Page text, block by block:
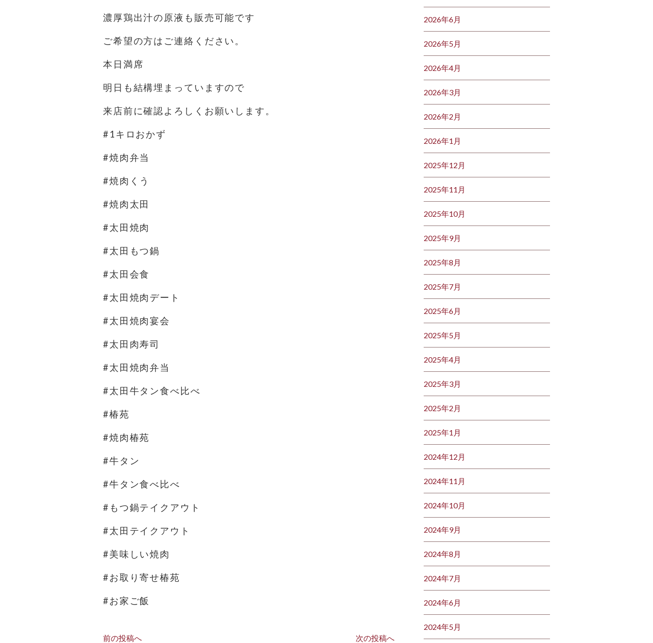
濃厚鶏出汁の原液も販売可能です
ご希望の方はご連絡ください。
本日満席
明日も結構埋まっていますので
来店前に確認よろしくお願いします。
#1キロおかず
#焼肉弁当
#焼肉くう
#焼肉太田
#太田焼肉
#太田もつ鍋
#太田会食
#太田焼肉デート
#太田焼肉宴会
#太田肉寿司
#太田焼肉弁当
#太田牛タン食べ比べ
#椿苑
#焼肉椿苑
#牛タン
#牛タン食べ比べ
#もつ鍋テイクアウト
#太田テイクアウト
#美味しい焼肉
#お取り寄せ椿苑
#お家ご飯
前の投稿へ 次の投稿へ
2026年6月
2026年5月
2026年4月
2026年3月
2026年2月
2026年1月
2025年12月
2025年11月
2025年10月
2025年9月
2025年8月
2025年7月
2025年6月
2025年5月
2025年4月
2025年3月
2025年2月
2025年1月
2024年12月
2024年11月
2024年10月
2024年9月
2024年8月
2024年7月
2024年6月
2024年5月